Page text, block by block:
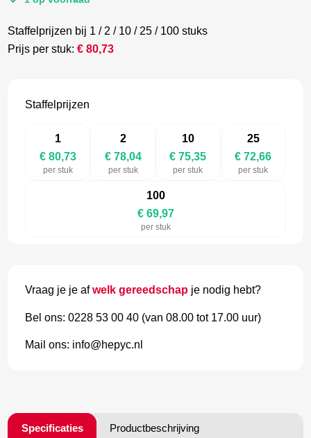
Staffelprijzen bij 1 / 2 / 10 / 25 / 100 stuks
Prijs per stuk:€80,73
Staffelprijzen
1
€ 80,73
per stuk
2
€ 78,04
per stuk
10
€ 75,35
per stuk
25
€ 72,66
per stuk
100
€ 69,97
per stuk
Vraag je je afwelk gereedschap je nodig hebt?
Bel ons: 0228 53 00 40 (van 08.00 tot 17.00 uur)
Mail ons: info@hepyc.nl
Specificaties Productbeschrijving